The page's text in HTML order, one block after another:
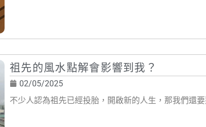
祖先的風水點解會影響到我？
02/05/2025
不少人認為祖先已經投胎，開啟新的人生，那我們還